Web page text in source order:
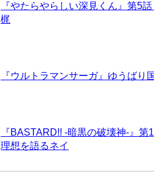
『やたらやらしい深見くん』第5
梶
『ウルトラマンサーガ』ゆうば
『BASTARD!! -暗黒の破壊神-』
理想を語るネイ